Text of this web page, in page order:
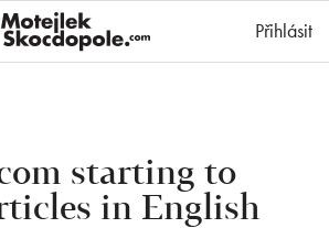
Přihlásit
starting to
in English